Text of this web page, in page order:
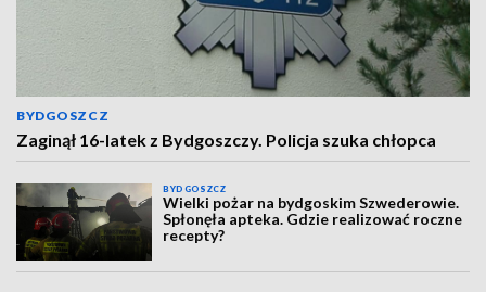
BYDGOSZCZ
Zaginął 16-latek z Bydgoszczy. Policja szuka chłopca
BYDGOSZCZ
Wielki pożar na bydgoskim Szwederowie.
Spłonęła apteka. Gdzie realizować roczne
recepty?